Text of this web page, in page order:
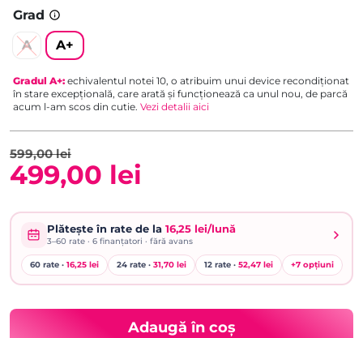
Grad
A+
A
Gradul A+: echivalentul notei 10, o atribuim unui device recondiționat
în stare excepțională, care arată și funcționează ca unul nou, de parcă
acum l-am scos din cutie. Vezi detalii aici
599,00lei
inițial
fost:
599,00 lei.
499,00 lei
curent
este:
499,00 lei.
Plătește în rate de la 16,25 lei/lună
3–60rate · 6finanțatori · fără avans
60 rate · 16,25 lei 24 rate · 31,70 lei 12 rate · 52,47 lei +7opțiuni
Adaugă în coș